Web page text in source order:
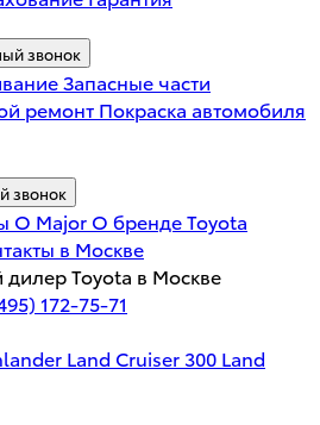
звонок
Запасные части
ремонт Покраска автомобиля
звонок
О Major О бренде Toyota
в Москве
Toyota в Москве
172-75-71
Land Cruiser 300 Land